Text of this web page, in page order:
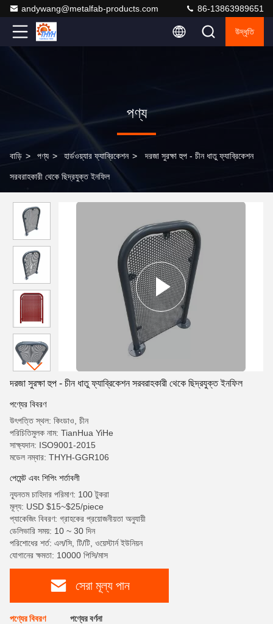
andywang@metalfab-products.com 86-13863989651
উদ্ধৃতি
পণ্য
বাড়ি > পণ্য > হার্ডওয়্যার ফ্যাব্রিকেশন > দরজা সুরক্ষা হুপ - চীন ধাতু ফ্যাব্রিকেশন
সরবরাহকারী থেকে ছিদ্রযুক্ত ইনফিল
দরজা সুরক্ষা হুপ - চীন ধাতু ফ্যাব্রিকেশন সরবরাহকারী থেকে ছিদ্রযুক্ত ইনফিল
পণ্যের বিবরণ
উৎপত্তি স্থল: কিংডাও, চীন
পরিচিতিমুলক নাম: TianHua YiHe
সাক্ষ্যদান: ISO9001-2015
মডেল নম্বার: THYH-GGR106
পেমেন্ট এবং শিপিং শর্তাবলী
ন্যূনতম চাহিদার পরিমাণ: 100 টুকরা
মূল্য: USD $15~$25/piece
প্যাকেজিং বিবরণ: গ্রাহকের প্রয়োজনীয়তা অনুযায়ী
ডেলিভারি সময়: 10 ~ 30 দিন
পরিশোধের শর্ত: এল/সি, টি/টি, ওয়েস্টার্ন ইউনিয়ন
যোগানের ক্ষমতা: 10000 পিসি/মাস
সেরা মূল্য পান
পণ্যের বিবরণ পণ্যের বর্ণনা